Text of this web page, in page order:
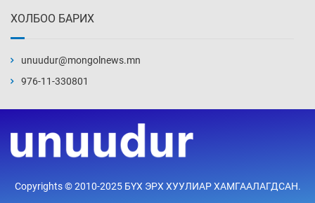
Уржигдар 13 цаг 00 мин
Уржигдар 12 цаг 30 мин
үйлчилж буй гэв
ХОЛБОО БАРИХ
unuudur@mongolnews.mn
976-11-330801
Copyrights © 2010-2025 БҮХ ЭРХ ХУУЛИАР ХАМГААЛАГДСАН.